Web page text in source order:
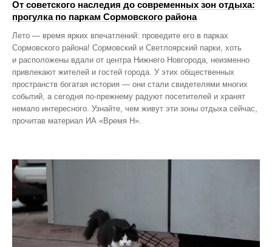
От советского наследия до современных зон отдыха:
прогулка по паркам Сормовского района
Лето — время ярких впечатлений: проведите его в парках
Сормовского района! Сормовский и Светлоярский парки, хоть
и расположены вдали от центра Нижнего Новгорода, неизменно
привлекают жителей и гостей города. У этих общественных
пространств богатая история — они стали свидетелями многих
событий, а сегодня по‑прежнему радуют посетителей и хранят
немало интересного. Узнайте, чем живут эти зоны отдыха сейчас,
прочитав материал ИА «Время Н».